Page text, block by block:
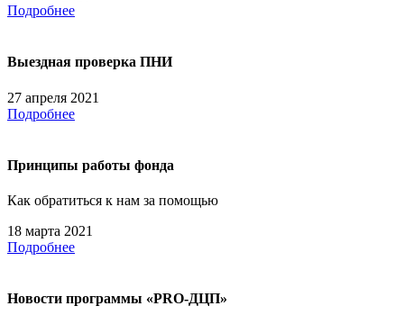
Подробнее
Выездная проверка ПНИ
27 апреля 2021
Подробнее
Принципы работы фонда
Как обратиться к нам за помощью
18 марта 2021
Подробнее
Новости программы «PRO-ДЦП»